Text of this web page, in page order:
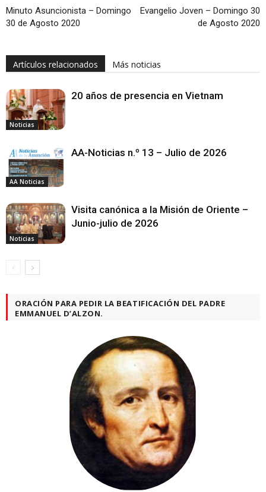
Minuto Asuncionista – Domingo
30 de Agosto 2020
Evangelio Joven – Domingo 30
de Agosto 2020
Artículos relacionados Más noticias
Noticias
20 años de presencia en Vietnam
AA Noticias
AA-Noticias n.º 13 – Julio de 2026
Noticias
Visita canónica a la Misión de Oriente –
Junio-julio de 2026
ORACIÓN PARA PEDIR LA BEATIFICACIÓN DEL PADRE
EMMANUEL D’ALZON.